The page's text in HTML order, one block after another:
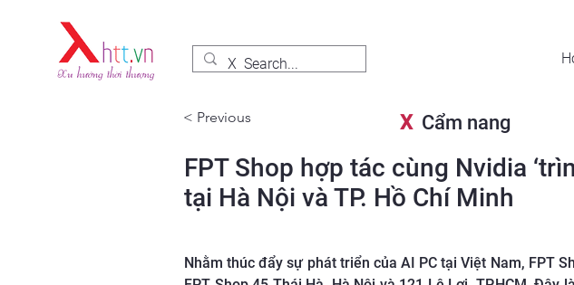
< Previous XCẩm nang
FPT Shop hợp tác cùng Nvidia
tại Hà Nội và TP. Hồ Chí Minh
Nhằm thúc đẩy sự phát triển của AI PC tại Việt Nam, FPT